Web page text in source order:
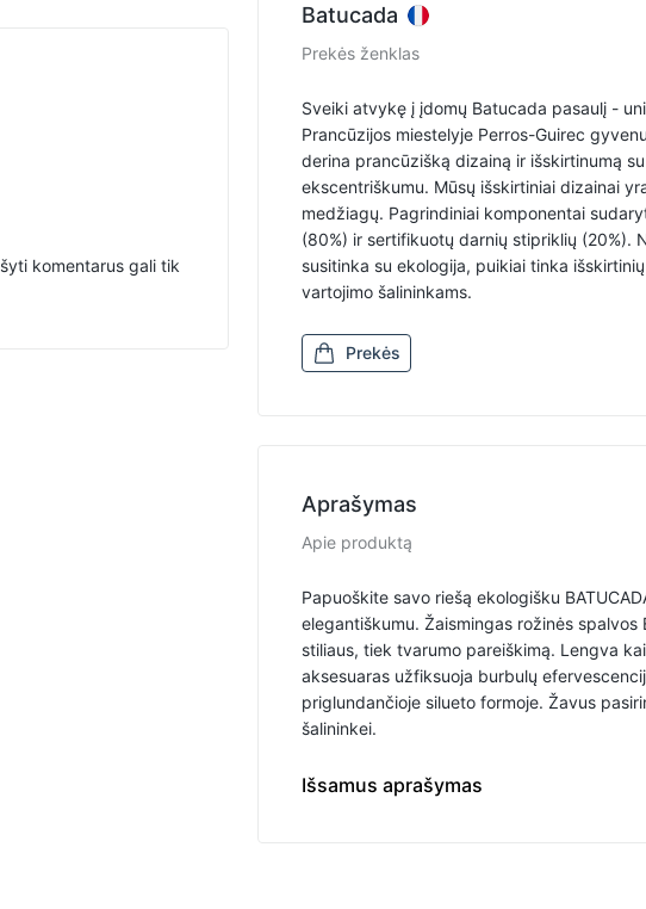
Batucada
Prekės ženklas
Sveiki atvykę į įdomų Batucada pasaulį -
Prancūzijos miestelyje Perros-Guirec
derina prancūzišką dizainą ir išskirtinumą
ekscentriškumu. Mūsų išskirtiniai dizainai
medžiagų. Pagrindiniai komponentai
(80%) ir sertifikuotų darnių stipriklių (20%).
susitinka su ekologija, puikiai tinka
vartojimo šalininkams.
Prekės
Aprašymas
Apie produktą
Papuoškite savo riešą ekologišku
elegantiškumu. Žaismingas rožinės
stiliaus, tiek tvarumo pareiškimą. Lengva
aksesuaras užfiksuoja burbulų
priglundančioje silueto formoje. Žavus
šalininkei.
Išsamus aprašymas
komentarus gali tik